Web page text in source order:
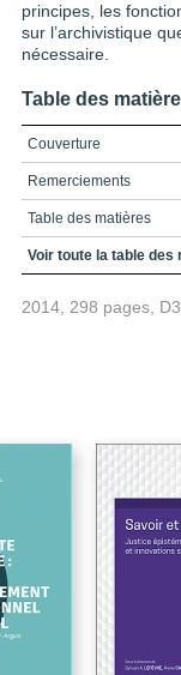
principes, les
sur l’archivistique
nécessaire.
Table des
Couverture
Remerciements
Table des matières
Liste des figures et
4. Le contrôle des
5. La gestion des
7. La conservation des
9. La communicabilité
Voir toute la table des
2014, 298 pages,